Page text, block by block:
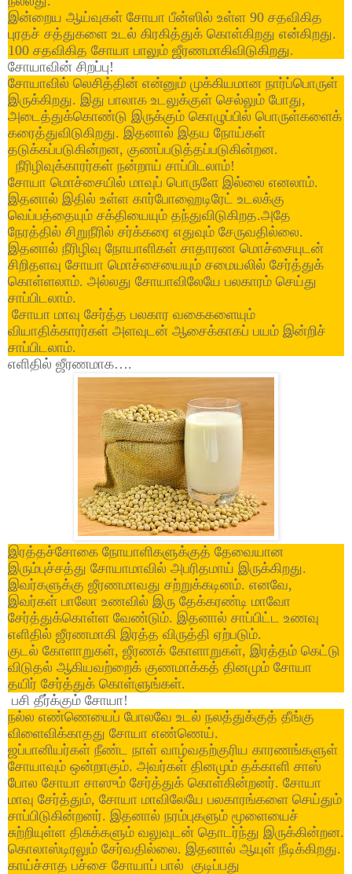
இன்றைய ஆய்வுகள் சோயா பீன்ஸில் உள்ள 90 சதவிகித
புரதச் சத்துகளை உடல் கிரகித்துக் கொள்கிறது என்கிறது.
100 சதவிகித சோயா பாலும் ஜீரணமாகிவிடுகிறது.
சோயாவின் சிறப்பு!
சோயாவில் லெசித்தின் என்னும் முக்கியமான நார்ப்பொருள்
இருக்கிறது. இது பாலாக உடலுக்குள் செல்லும் போது,
அடைத்துக்கொண்டு இருக்கும் கொழுப்பில் பொருள்களைக்
கரைத்துவிடுகிறது. இதனால் இதய நோய்கள்
தடுக்கப்படுகின்றன, குணப்படுத்தப்படுகின்றன.
நீரிழிவுக்காரர்கள் நன்றாய் சாப்பிடலாம்!
சோயா மொச்சையில் மாவுப் பொருளே இல்லை எனலாம்.
இதனால் இதில் உள்ள கார்போஹைடிரேட் உடலக்கு
வெப்பத்தையும் சக்தியையும் தந்துவிடுகிறத.அதே
நேரத்தில் சிறுநீரில் சர்க்கரை எதுவும் சேருவதில்லை.
இதனால் நீரிழிவு நோயாளிகள் சாதாரண மொச்சையுடன்
சிறிதளவு சோயா மொச்சையையும் சமையலில் சேர்த்துக்
கொள்ளலாம். அல்லது சோயாவிலேயே பலகாரம் செய்து
சாப்பிடலாம்.
சோயா மாவு சேர்த்த பலகார வகைகளையும்
வியாதிக்காரர்கள் அளவுடன் ஆசைக்காகப் பயம் இன்றிச்
சாப்பிடலாம்.
எளிதில் ஜீரணமாக….
இரத்தச்சோகை நோயாளிகளுக்குத் தேவையான
இரும்புச்சத்து சோயாமாவில் அபரிதமாய் இருக்கிறது.
இவர்களுக்கு ஜீரணமாவது சற்றுக்கடினம். எனவே,
இவர்கள் பாலோ உணவில் இரு தேக்கரண்டி மாவோ
சேர்த்துக்கொள்ள வேண்டும். இதனால் சாப்பிட்ட உணவு
எளிதில் ஜீரணமாகி இரத்த விருத்தி ஏற்படும்.
குடல் கோளாறுகள், ஜீரணக் கோளாறுகள், இரத்தம் கெட்டு
விடுதல் ஆகியவற்றைக் குணமாக்கத் தினமும் சோயா
தயிர் சேர்த்துக் கொள்ளுங்கள்.
பசி தீர்க்கும் சோயா!
நல்ல எண்ணெயைப் போலவே உடல் நலத்துக்குத் தீங்கு
விளைவிக்காதது சோயா எண்ணெய்.
ஜப்பானியர்கள் நீண்ட நாள் வாழ்வதற்குரிய காரணங்களுள்
சோயாவும் ஒன்றாகும். அவர்கள் தினமும் தக்காளி சாஸ்
போல சோயா சாஸும் சேர்த்துக் கொள்கின்றனர். சோயா
மாவு சேர்த்தும், சோயா மாவிலேயே பலகாரங்களை செய்தும்
சாப்பிடுகின்றனர். இதனால் நரம்புகளும் மூளையைச்
சுற்றியுள்ள திசுக்களும் வலுவுடன் தொடர்ந்து இருக்கின்றன.
கொலாஸ்டிரலும் சேர்வதில்லை. இதனால் ஆயுள் நீடிக்கிறது.
காய்ச்சாத பச்சை சோயாப் பால் குடிப்பது